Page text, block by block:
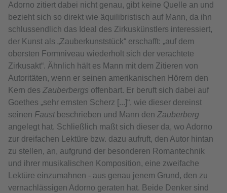
Adorno zitiert dabei nicht genau, gibt keine Quelle an und
bezieht sich so direkt wie äquilibristisch auf Mann, da ihn
schlussendlich das Ideal des Zirkuskünstlers interessiert,
der Kunst als „Zauberkunststück“ erschafft: „auf dem
obersten Formniveau wiederholt sich der verachtete
Zirkusakt“. Ähnlich hält es Mann mit dem Zitieren von
Autoritäten, wenn er seinen amerikanischen Hörern den
Kern des Zauberbergs offenbart. Er beruft sich dabei auf
Goethes „sehr ernsten Scherz [...]“, wie dieser dereinst
seinen Faustbeschrieben und Mann den Zauberberg
angelegt hat. Schließlich maßt sich dieser da, wo Adorno
zur dreifachen Lektüre bzw. dazu aufruft, den Autor hintan
zu stellen, an, aufgrund der besonderen Romantechnik
und ihrer musikalischen Komposition, eine zweifache
Lektüre einzumahnen - aus genau jenem Grund, den zu
vernachlässigen Adorno geraten hat. Beide Denker sind